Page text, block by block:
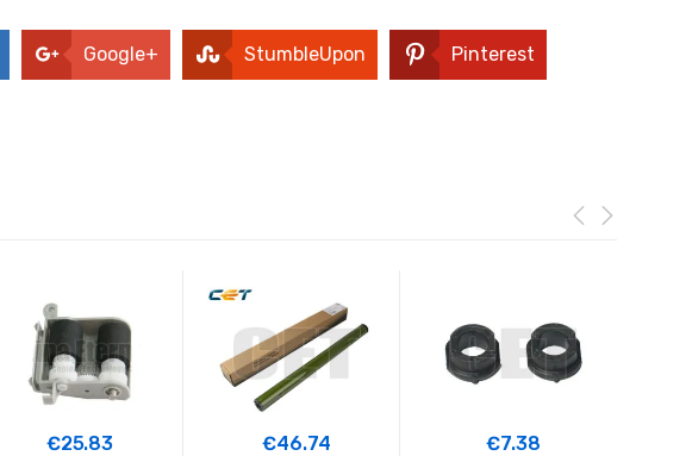
Google+ StumbleUpon Pinterest
€25.83 €46.74 €7.38